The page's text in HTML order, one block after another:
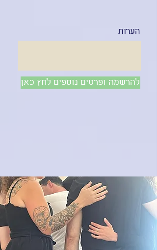
הערות
להרשמה ופרטים נוספים לחץ כאן